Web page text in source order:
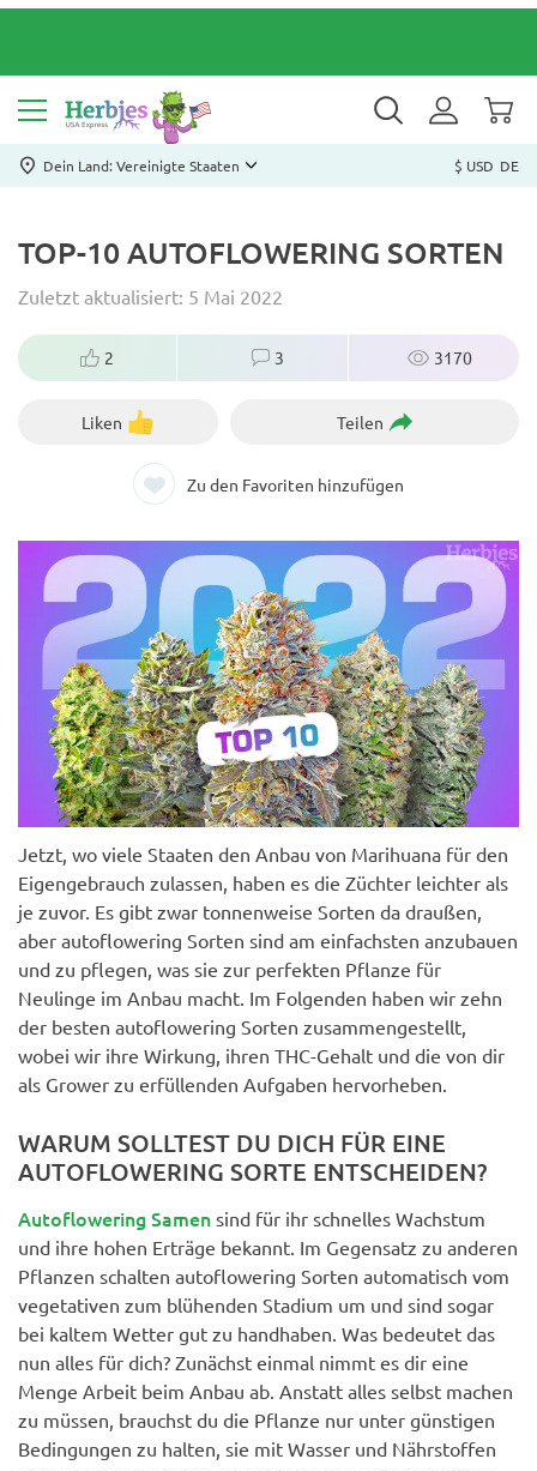
Dein Land: Vereinigte Staaten $ USD
TOP-10 AUTOFLOWERING SORTEN
Zuletzt aktualisiert: 5 Mai 2022
Jetzt, wo viele Staaten den Anbau von Marihuana für den
Eigengebrauch zulassen, haben es die Züchter leichter als
je zuvor. Es gibt zwar tonnenweise Sorten da draußen,
aber autoflowering Sorten sind am einfachsten anzubauen
und zu pflegen, was sie zur perfekten Pflanze für
Neulinge im Anbau macht. Im Folgenden haben wir zehn
der besten autoflowering Sorten zusammengestellt,
wobei wir ihre Wirkung, ihren THC-Gehalt und die von dir
als Grower zu erfüllenden Aufgaben hervorheben.
WARUM SOLLTEST DU DICH FÜR EINE
AUTOFLOWERING SORTE ENTSCHEIDEN?
Autoflowering Samen sind für ihr schnelles Wachstum
und ihre hohen Erträge bekannt. Im Gegensatz zu anderen
Pflanzen schalten autoflowering Sorten automatisch vom
vegetativen zum blühenden Stadium um und sind sogar
bei kaltem Wetter gut zu handhaben. Was bedeutet das
nun alles für dich? Zunächst einmal nimmt es dir eine
Menge Arbeit beim Anbau ab. Anstatt alles selbst machen
zu müssen, brauchst du die Pflanze nur unter günstigen
Bedingungen zu halten, sie mit Wasser und Nährstoffen
2 3 3170
Liken Teilen
Zu den Favoriten hinzufügen